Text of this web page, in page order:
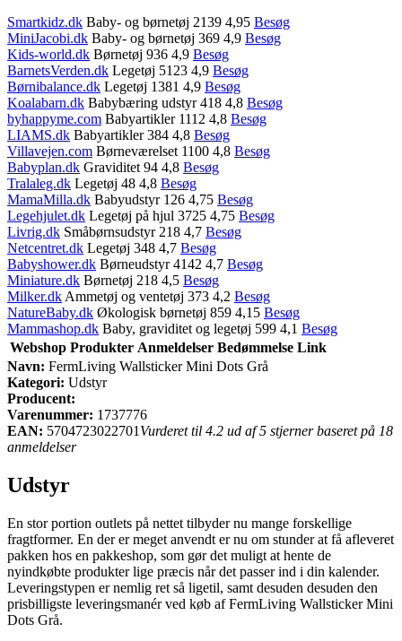
Smartkidz.dk Baby- og børnetøj 2139 4,95 Besøg
MiniJacobi.dk Baby- og børnetøj 369 4,9 Besøg
Kids-world.dk Børnetøj 936 4,9 Besøg
BarnetsVerden.dk Legetøj 5123 4,9 Besøg
Børnibalance.dk Legetøj 1381 4,9 Besøg
Koalabarn.dk Babybæring udstyr 418 4,8 Besøg
byhappyme.com Babyartikler 1112 4,8 Besøg
LIAMS.dk Babyartikler 384 4,8 Besøg
Villavejen.com Børneværelset 1100 4,8 Besøg
Babyplan.dk Graviditet 94 4,8 Besøg
Tralaleg.dk Legetøj 48 4,8 Besøg
MamaMilla.dk Babyudstyr 126 4,75 Besøg
Legehjulet.dk Legetøj på hjul 3725 4,75 Besøg
Livrig.dk Småbørnsudstyr 218 4,7 Besøg
Netcentret.dk Legetøj 348 4,7 Besøg
Babyshower.dk Børneudstyr 4142 4,7 Besøg
Miniature.dk Børnetøj 218 4,5 Besøg
Milker.dk Ammetøj og ventetøj 373 4,2 Besøg
NatureBaby.dk Økologisk børnetøj 859 4,15 Besøg
Mammashop.dk Baby, graviditet og legetøj 599 4,1 Besøg
Webshop Produkter Anmeldelser Bedømmelse Link
Navn: FermLiving Wallsticker Mini Dots Grå
Kategori: Udstyr
Producent:
Varenummer: 1737776
EAN: 5704723022701 Vurderet til 4.2 ud af 5 stjerner baseret på 18
anmeldelser
Udstyr
En stor portion outlets på nettet tilbyder nu mange forskellige
fragtformer. En der er meget anvendt er nu om stunder at få afleveret
pakken hos en pakkeshop, som gør det muligt at hente de
nyindkøbte produkter lige præcis når det passer ind i din kalender.
Leveringstypen er nemlig ret så ligetil, samt desuden desuden den
prisbilligste leveringsmanér ved køb af FermLiving Wallsticker Mini
Dots Grå.